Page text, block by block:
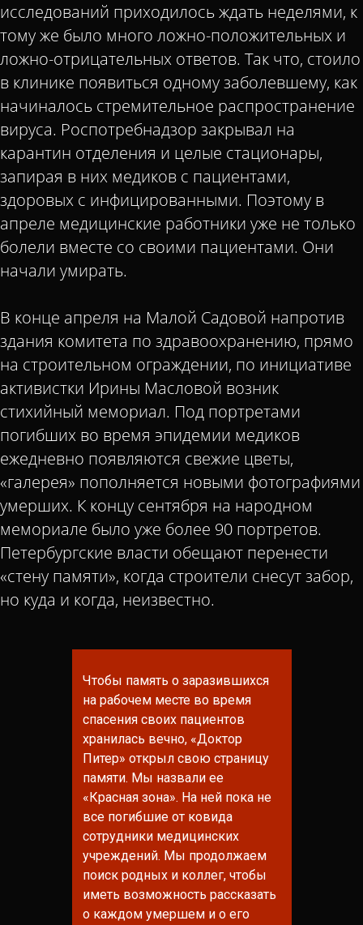
исследований приходилось ждать неделями, к
тому же было много ложно-положительных и
ложно-отрицательных ответов. Так что, стоило
в клинике появиться одному заболевшему, как
начиналось стремительное распространение
вируса. Роспотребнадзор закрывал на
карантин отделения и целые стационары,
запирая в них медиков с пациентами,
здоровых с инфицированными. Поэтому в
апреле медицинские работники уже не только
болели вместе со своими пациентами. Они
начали умирать.
В конце апреля на Малой Садовой напротив
здания комитета по здравоохранению, прямо
на строительном ограждении, по инициативе
активистки Ирины Масловой возник
стихийный мемориал. Под портретами
погибших во время эпидемии медиков
ежедневно появляются свежие цветы,
«галерея» пополняется новыми фотографиями
умерших. К концу сентября на народном
мемориале было уже более 90 портретов.
Петербургские власти обещают перенести
«стену памяти», когда строители снесут забор,
но куда и когда, неизвестно.
Чтобы память о заразившихся
на рабочем месте во время
спасения своих пациентов
хранилась вечно, «Доктор
Питер» открыл свою страницу
памяти. Мы назвали ее
«Красная зона». На ней пока не
все погибшие от ковида
сотрудники медицинских
учреждений. Мы продолжаем
поиск родных и коллег, чтобы
иметь возможность рассказать
о каждом умершем и о его